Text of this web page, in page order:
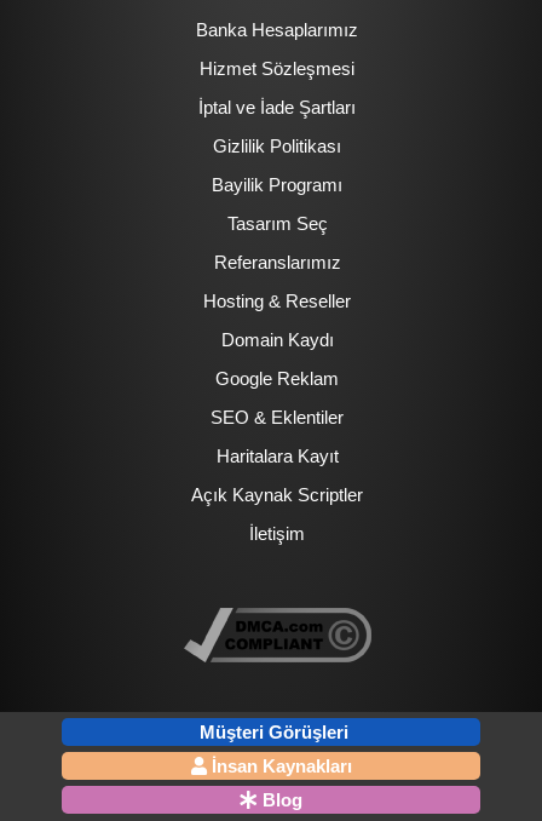
Banka Hesaplarımız
Hizmet Sözleşmesi
İptal ve İade Şartları
Gizlilik Politikası
Bayilik Programı
Tasarım Seç
Referanslarımız
Hosting & Reseller
Domain Kaydı
Google Reklam
SEO & Eklentiler
Haritalara Kayıt
Açık Kaynak Scriptler
İletişim
Müşteri Görüşleri
İnsan Kaynakları
Blog